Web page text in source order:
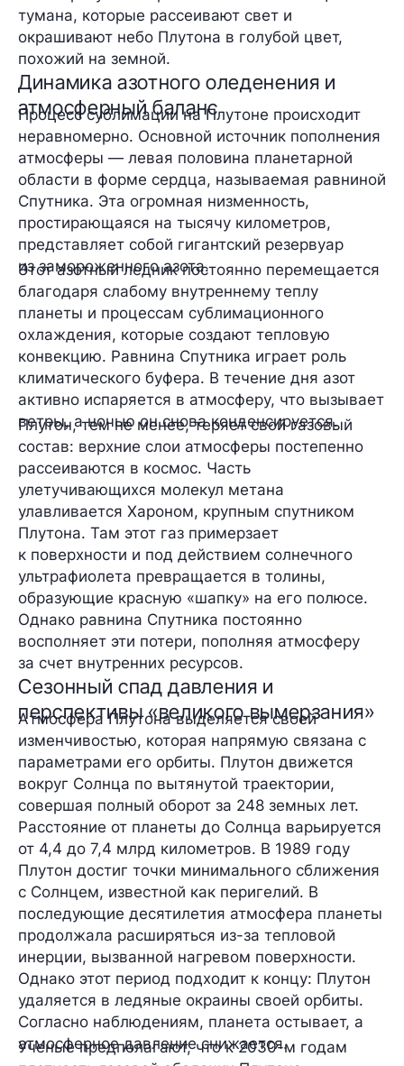
тумана, которые рассеивают свет и
окрашивают небо Плутона в голубой цвет,
похожий на земной.
Динамика азотного оледенения и
атмосферный баланс
Процесс сублимации на Плутоне происходит
неравномерно. Основной источник пополнения
атмосферы — левая половина планетарной
области в форме сердца, называемая равниной
Спутника. Эта огромная низменность,
простирающаяся на тысячу километров,
представляет собой гигантский резервуар
из замороженного азота.
Этот азотный ледник постоянно перемещается
благодаря слабому внутреннему теплу
планеты и процессам сублимационного
охлаждения, которые создают тепловую
конвекцию. Равнина Спутника играет роль
климатического буфера. В течение дня азот
активно испаряется в атмосферу, что вызывает
ветры, а ночью он снова конденсируется.
Плутон, тем не менее, теряет свой газовый
состав: верхние слои атмосферы постепенно
рассеиваются в космос. Часть
улетучивающихся молекул метана
улавливается Хароном, крупным спутником
Плутона. Там этот газ примерзает
к поверхности и под действием солнечного
ультрафиолета превращается в толины,
образующие красную «шапку» на его полюсе.
Однако равнина Спутника постоянно
восполняет эти потери, пополняя атмосферу
за счет внутренних ресурсов.
Сезонный спад давления и
перспективы «великого вымерзания»
Атмосфера Плутона выделяется своей
изменчивостью, которая напрямую связана с
параметрами его орбиты. Плутон движется
вокруг Солнца по вытянутой траектории,
совершая полный оборот за 248 земных лет.
Расстояние от планеты до Солнца варьируется
от 4,4 до 7,4 млрд километров. В 1989 году
Плутон достиг точки минимального сближения
с Солнцем, известной как перигелий. В
последующие десятилетия атмосфера планеты
продолжала расширяться из-за тепловой
инерции, вызванной нагревом поверхности.
Однако этот период подходит к концу: Плутон
удаляется в ледяные окраины своей орбиты.
Согласно наблюдениям, планета остывает, а
атмосферное давление снижается.
Ученые предполагают, что к 2030-м годам